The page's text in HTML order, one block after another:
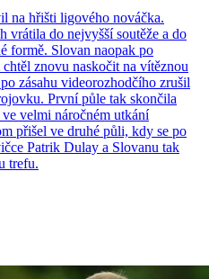
na hřišti ligového nováčka.
vrátila do nejvyšší soutěže a do
formě. Slovan naopak po
znovu naskočit na vítěznou
zásahu videorozhodčího zrušil
První půle tak skončila
velmi náročném utkání
přišel ve druhé půli, kdy se po
Patrik Dulay a Slovanu tak
trefu.